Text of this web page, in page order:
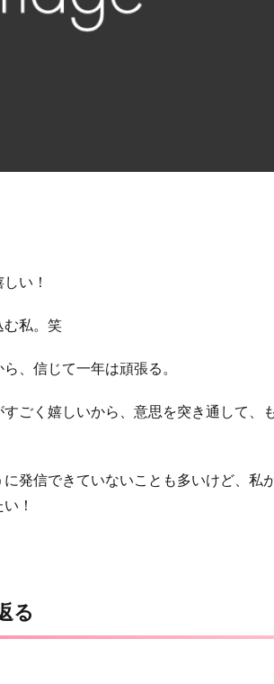
い！
む私。笑
、信じて一年は頑張る。
ごく嬉しいから、意思を突き通して、
発信できていないことも多いけど、私
！
る